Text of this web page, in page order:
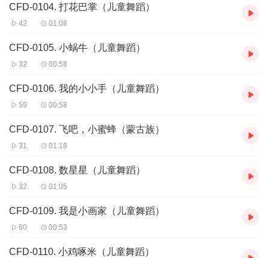
CFD-0104. 打花巴掌（儿童舞蹈）
42 01:08
CFD-0105. 小蜗牛（儿童舞蹈）
32 00:58
CFD-0106. 我的小小手（儿童舞蹈）
59 00:58
CFD-0107. 飞吧，小蜜蜂（蒙古族）
31 01:18
CFD-0108. 数星星（儿童舞蹈）
32 01:05
CFD-0109. 我是小画家（儿童舞蹈）
60 00:53
CFD-0110. 小鸡啄米（儿童舞蹈）